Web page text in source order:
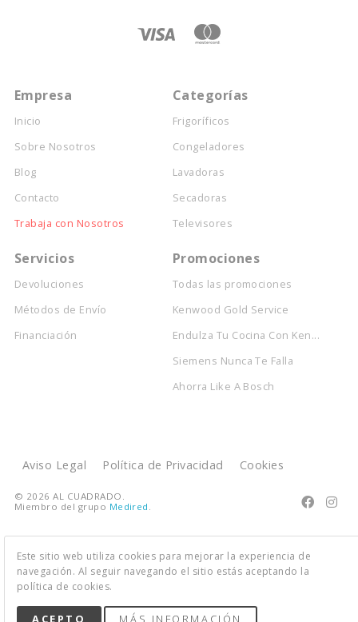
Empresa
Inicio
Sobre Nosotros
Blog
Contacto
Trabaja con Nosotros
Categorías
Frigoríficos
Congeladores
Lavadoras
Secadoras
Televisores
Servicios
Devoluciones
Métodos de Envío
Financiación
Promociones
Todas las promociones
Kenwood Gold Service
Endulza Tu Cocina Con Ken...
Siemens Nunca Te Falla
Ahorra Like A Bosch
Aviso Legal Política de Privacidad Cookies
 
© 2026 AL CUADRADO.
Miembro del grupo Medired .
Este sitio web utiliza cookies para mejorar la experiencia de
navegación. Al seguir navegando el sitio estás aceptando la
política de cookies.
ACEPTO MÁS INFORMACIÓN